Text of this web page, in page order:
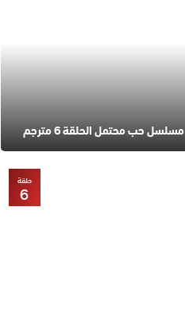
مسلسل حب محتمل الحلقة 6 مترجم
حلقة
6